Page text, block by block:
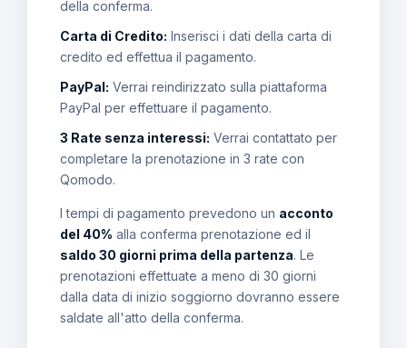
della conferma.
Carta di Credito: Inserisci i dati della carta di
credito ed effettua il pagamento.
PayPal: Verrai reindirizzato sulla piattaforma
PayPal per effettuare il pagamento.
3 Rate senza interessi: Verrai contattato per
completare la prenotazione in 3 rate con
Qomodo.
I tempi di pagamento prevedono un acconto
del 40% alla conferma prenotazione ed il
saldo 30 giorni prima della partenza. Le
prenotazioni effettuate a meno di 30 giorni
dalla data di inizio soggiorno dovranno essere
saldate all'atto della conferma.